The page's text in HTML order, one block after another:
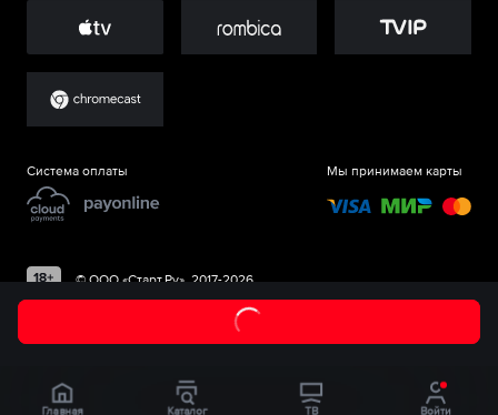
Система оплаты Мы принимаем карты
©ООО «Старт.Ру», 2017-2026
Главная Каталог ТВ Войти